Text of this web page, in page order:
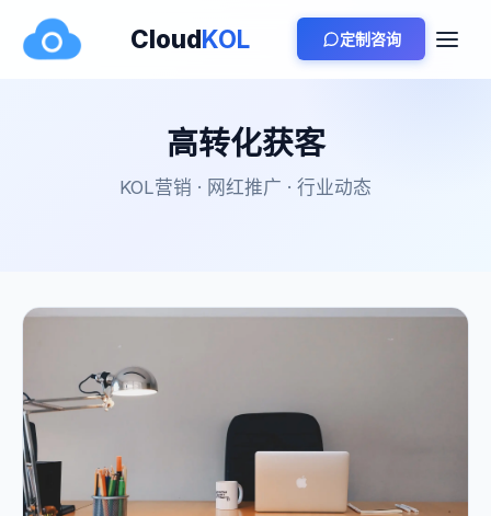
CloudKOL 定制咨询
高转化获客
KOL营销 · 网红推广 · 行业动态